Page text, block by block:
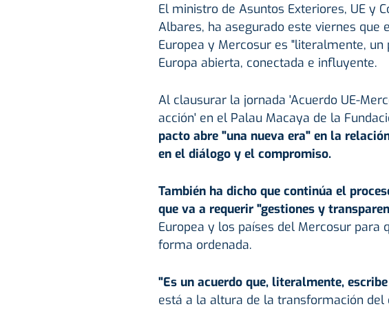
El ministro de Asuntos Exteriores, UE y
Albares, ha asegurado este viernes que
Europea y Mercosur es "literalmente, un
Europa abierta, conectada e influyente.
Al clausurar la jornada 'Acuerdo UE-
acción' en el Palau Macaya de la
pacto abre "una nueva era" en la
en el diálogo y el compromiso.
También ha dicho que continúa el
que va a requerir "gestiones y
Europea y los países del Mercosur para
forma ordenada.
"Es un acuerdo que, literalmente,
está a la altura de la transformación del